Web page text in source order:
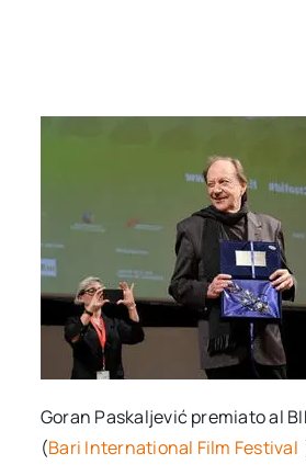
Goran Paskaljević premiato al
(Bari International Film Festival